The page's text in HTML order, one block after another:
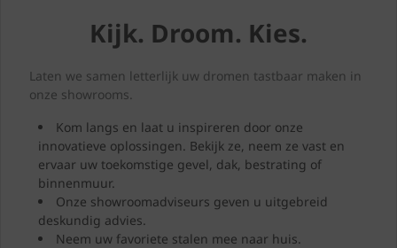
een dakrenovatie, welke
keuzes u moet maken en
toekomstbestendig maakt.
Kijk. Droom. Kies.
Laten we samen letterlijk uw dromen tastbaar maken in
onze showrooms.
Kom langs en laat u inspireren door onze
innovatieve oplossingen. Bekijk ze, neem ze vast en
ervaar uw toekomstige gevel, dak, bestrating of
binnenmuur.
Onze showroomadviseurs geven u uitgebreid
deskundig advies.
Neem uw favoriete stalen mee naar huis.